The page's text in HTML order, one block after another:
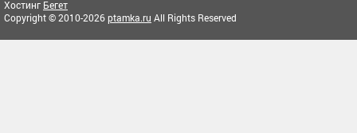
Хостинг Бегет
Copyright © 2010-2026ptamka.ru All Rights Reserved